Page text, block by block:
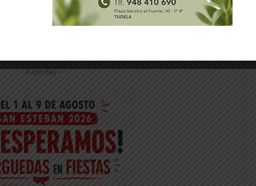
esta convocatoria y realizarse
de igualdad de oportunidades en
-- Publicidad --